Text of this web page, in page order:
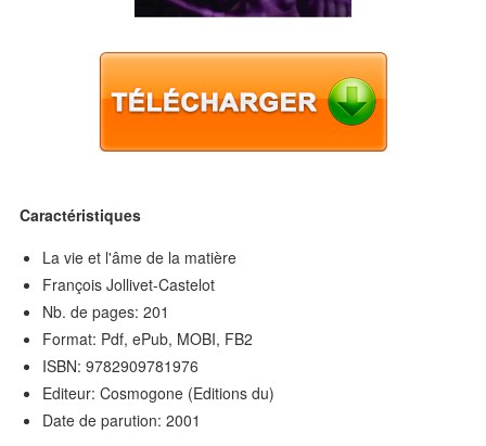
Caractéristiques
La vie et l'âme de la matière
François Jollivet-Castelot
Nb. de pages: 201
Format: Pdf, ePub, MOBI, FB2
ISBN: 9782909781976
Editeur: Cosmogone (Editions du)
Date de parution: 2001